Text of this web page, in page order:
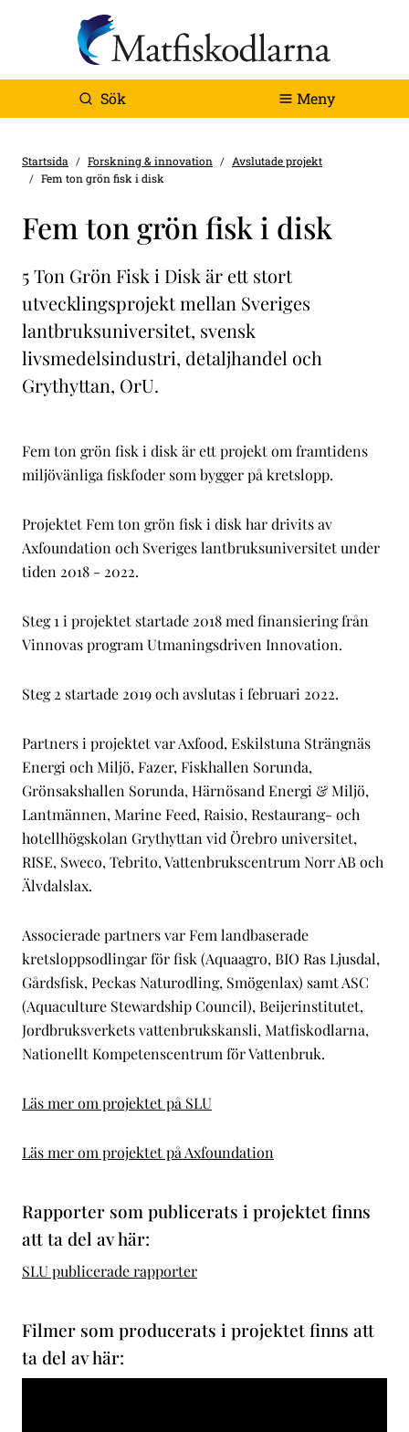
Sök Meny
Startsida Forskning & innovation
Avslutade projekt
Fem ton grön fisk i disk
Fem ton grön fisk i disk
5 Ton Grön Fisk i Disk är ett stort
utvecklingsprojekt mellan Sveriges
lantbruksuniversitet, svensk
livsmedelsindustri, detaljhandel och
Grythyttan, OrU.
Fem ton grön fisk i disk är ett projekt om framtidens
miljövänliga fiskfoder som bygger på kretslopp.
Projektet Fem ton grön fisk i disk har drivits av
Axfoundation och Sveriges lantbruksuniversitet under
tiden 2018 - 2022.
Steg 1 i projektet startade 2018 med finansiering från
Vinnovas program Utmaningsdriven Innovation.
Steg 2 startade 2019 och avslutas i februari 2022.
Partners i projektet var Axfood, Eskilstuna Strängnäs
Energi och Miljö, Fazer, Fiskhallen Sorunda,
Grönsakshallen Sorunda, Härnösand Energi & Miljö,
Lantmännen, Marine Feed, Raisio, Restaurang- och
hotellhögskolan Grythyttan vid Örebro universitet,
RISE, Sweco, Tebrito, Vattenbrukscentrum Norr AB och
Älvdalslax.
Associerade partners var Fem landbaserade
kretsloppsodlingar för fisk (Aquaagro, BIO Ras Ljusdal,
Gårdsfisk, Peckas Naturodling, Smögenlax) samt ASC
(Aquaculture Stewardship Council), Beijerinstitutet,
Jordbruksverkets vattenbrukskansli, Matfiskodlarna,
Nationellt Kompetenscentrum för Vattenbruk.
Läs mer om projektet på SLU
Läs mer om projektet på Axfoundation
Rapporter som publicerats i projektet finns
att ta del av här:
SLU publicerade rapporter
Filmer som producerats i projektet finns att
ta del av här: